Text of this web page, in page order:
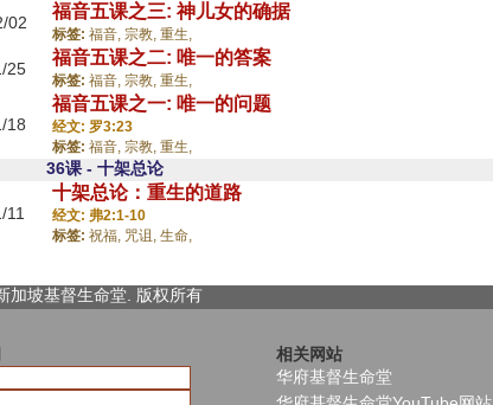
02
福音五课之三: 神儿女的确据
标签: 福音, 宗教, 重生,
25
福音五课之二: 唯一的答案
标签: 福音, 宗教, 重生,
18
福音五课之一: 唯一的问题
经文: 罗3:23
标签: 福音, 宗教, 重生,
36课 - 十架总论
11
十架总论：重生的道路
经文: 弗2:1-10
标签: 祝福, 咒诅, 生命,
加坡基督生命堂. 版权所有
相关网站
华府基督生命堂